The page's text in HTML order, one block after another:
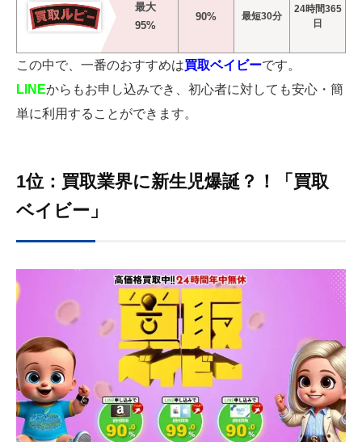
最大
95%
90% 最短30分
24時間365
日
この中で、一番のおすすめは買取ベイビーです。
LINEからもお申し込みでき、初心者に対しても安心・簡
単に利用することができます。
1位：買取業界に新生児爆誕？！「買取
ベイビー」